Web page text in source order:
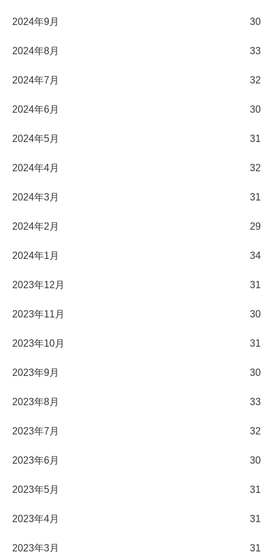
2024年9月 30
2024年8月 33
2024年7月 32
2024年6月 30
2024年5月 31
2024年4月 32
2024年3月 31
2024年2月 29
2024年1月 34
2023年12月 31
2023年11月 30
2023年10月 31
2023年9月 30
2023年8月 33
2023年7月 32
2023年6月 30
2023年5月 31
2023年4月 31
2023年3月 31